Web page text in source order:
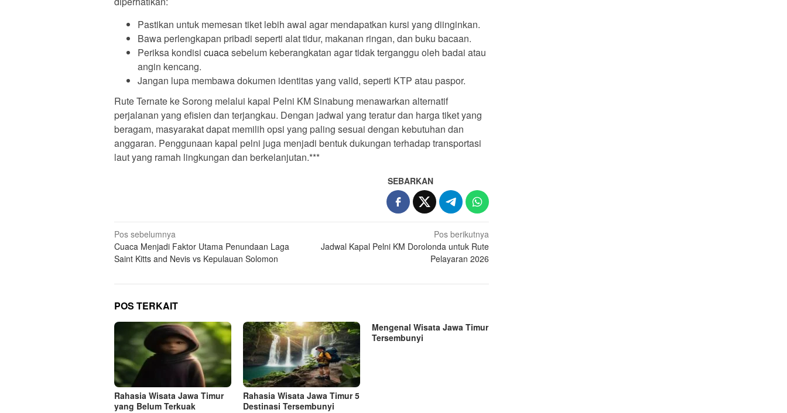
Pastikan untuk memesan tiket lebih awal agar mendapatkan kursi yang diinginkan.
Bawa perlengkapan pribadi seperti alat tidur, makanan ringan, dan buku bacaan.
Periksa kondisi cuacasebelum keberangkatan agar tidak terganggu oleh badai atau
angin kencang.
Jangan lupa membawa dokumen identitas yang valid, seperti KTP atau paspor.
Rute Ternate ke Sorong melalui kapal Pelni KM Sinabung menawarkan alternatif
perjalanan yang efisien dan terjangkau. Dengan jadwal yang teratur dan harga tiket yang
beragam, masyarakat dapat memilih opsi yang paling sesuai dengan kebutuhan dan
anggaran. Penggunaan kapal pelni juga menjadi bentuk dukungan terhadap transportasi
laut yang ramah lingkungan dan berkelanjutan.***
SEBARKAN
N
a
v
i
g
a
s
i
p
o
s
Pos sebelumnya
Cuaca Menjadi Faktor Utama Penundaan Laga
Saint Kitts and Nevis vs Kepulauan Solomon
Pos berikutnya
Jadwal Kapal Pelni KM Dorolonda untuk Rute
Pelayaran 2026
POS TERKAIT
Rahasia Wisata Jawa Timur
yang Belum Terkuak
Rahasia Wisata Jawa Timur 5
Destinasi Tersembunyi
Mengenal Wisata Jawa Timur
Tersembunyi